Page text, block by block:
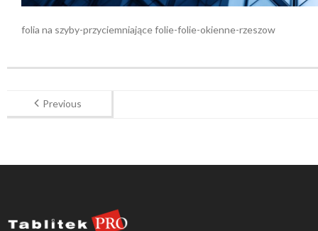
folia na szyby-przyciemniające folie-folie-okienne-rzeszow
Previous